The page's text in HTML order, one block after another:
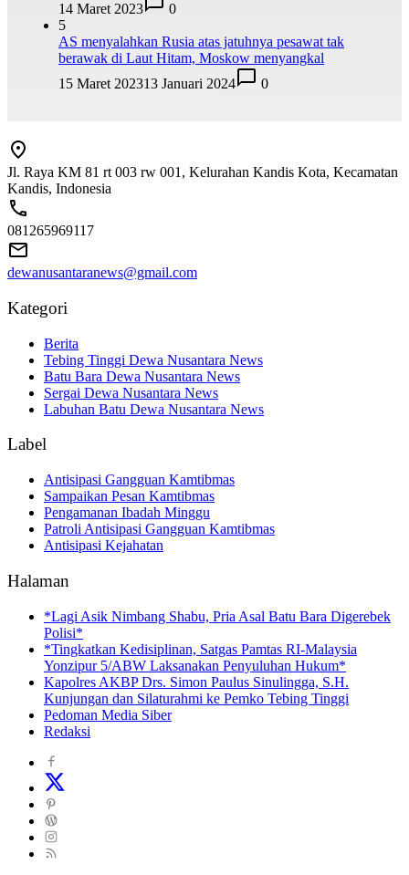
14 Maret 2023
0
5
AS menyalahkan Rusia atas jatuhnya pesawat tak
berawak di Laut Hitam, Moskow menyangkal
15 Maret 202313 Januari 2024 0
Jl. Raya KM 81 rt 003 rw 001, Kelurahan Kandis Kota, Kecamatan
Kandis, Indonesia
081265969117
dewanusantaranews@gmail.com
Kategori
Berita
Tebing Tinggi Dewa Nusantara News
Batu Bara Dewa Nusantara News
Sergai Dewa Nusantara News
Labuhan Batu Dewa Nusantara News
Label
Antisipasi Gangguan Kamtibmas
Sampaikan Pesan Kamtibmas
Pengamanan Ibadah Minggu
Patroli Antisipasi Gangguan Kamtibmas
Antisipasi Kejahatan
Halaman
*Lagi Asik Nimbang Shabu, Pria Asal Batu Bara Digerebek
Polisi*
*Tingkatkan Kedisiplinan, Satgas Pamtas RI-Malaysia
Yonzipur 5/ABW Laksanakan Penyuluhan Hukum*
Kapolres AKBP Drs. Simon Paulus Sinulingga, S.H.
Kunjungan dan Silaturahmi ke Pemko Tebing Tinggi
Pedoman Media Siber
Redaksi